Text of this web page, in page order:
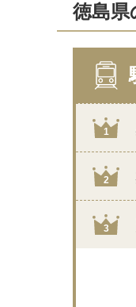
徳島
1
2
3